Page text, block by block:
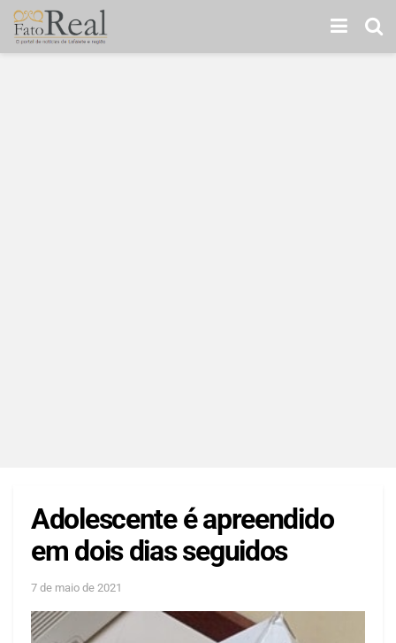
Adolescente é apreendido
em dois dias seguidos
7 de maio de 2021